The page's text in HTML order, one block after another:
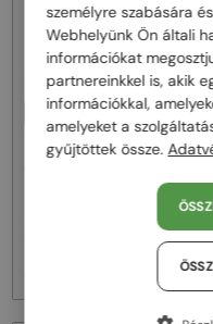
EGYFÓKUSZÚ LENCSÉVEL PLUSZ
25 000 FT
Tom Ford—Optikai keretek
FÉNYT SZŰRŐ LENCSÉKKEL
személyre szabására
Webhelyünk Ön általi
információkat
partnereinkkel is, akik
információkkal,
amelyeket a
gyűjtöttek össze.